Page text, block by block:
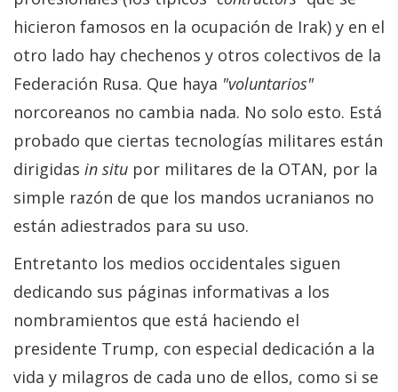
hicieron famosos en la ocupación de Irak) y en el
otro lado hay chechenos y otros colectivos de la
Federación Rusa. Que haya "voluntarios"
norcoreanos no cambia nada. No solo esto. Está
probado que ciertas tecnologías militares están
dirigidas in situ por militares de la OTAN, por la
simple razón de que los mandos ucranianos no
están adiestrados para su uso.
Entretanto los medios occidentales siguen
dedicando sus páginas informativas a los
nombramientos que está haciendo el
presidente Trump, con especial dedicación a la
vida y milagros de cada uno de ellos, como si se